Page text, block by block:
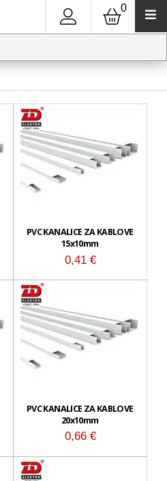
0
PVC KANALICE ZA KABLOVE
15x10mm
0,41 €
PVC KANALICE ZA KABLOVE
20x10mm
0,66 €